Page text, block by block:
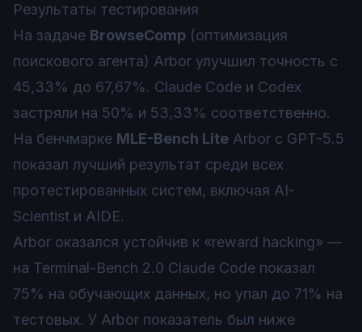
Результаты тестирования
На задаче BrowseComp (оптимизация
поискового агента) Arbor улучшил точность с
45,33% до 67,67%. Claude Code и Codex
застряли на 50% и 53,33% соответственно.
На бенчмарке MLE-Bench Lite Arbor с GPT-5.5
показал лучший результат среди всех
протестированных систем, включая AI-
Scientist и AIDE.
Arbor оказался устойчив к «reward hacking» —
на Terminal-Bench 2.0 Claude Code показал
75% на обучающих данных, но упал до 71% на
тестовых. У Arbor показатель был ниже